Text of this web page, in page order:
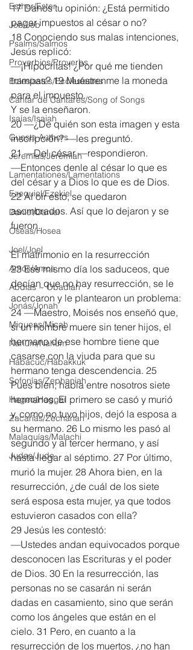
Esther/Ester
Job/Job
Psalms/Salmos
Proverbios/Proverbs
Eclesiastés/Ecclesiastes
Cantar de Cantares/Song of Songs
Isaías/Isaiah
Guests Authors
Jeremias/Jeremiah
Lamentationes/Lamentations
Ezequiel/Ezekiel
Daniel/Daniel
Oseas/Hosea
Joel/Joel
Amós/Amos
Abdías ~ Obadiah
Jonás/Jonah
Miqueas/Micah
Nahúm/Nahum
Habacuc/Habakkuk
Sofonías/Zephaniah
Hageo/Haggai
Zacarías/Zechariah
Malaquías/Malachi
Judas/Jude
17 Danos tu opinión: ¿Está permitido
pagar impuestos al césar o no?
18 Conociendo sus malas intenciones,
Jesús replicó:
—¡Hipócritas! ¿Por qué me tienden
trampas? 19 Muéstrenme la moneda
para el impuesto.
Y se la enseñaron.
20 —¿De quién son esta imagen y esta
inscripción? —les preguntó.
21 —Del césar —respondieron.
—Entonces denle al césar lo que es
del césar y a Dios lo que es de Dios.
22 Al oír esto, se quedaron
asombrados. Así que lo dejaron y se
fueron.
El matrimonio en la resurrección
23 Ese mismo día los saduceos, que
decían que no hay resurrección, se le
acercaron y le plantearon un problema:
24 —Maestro, Moisés nos enseñó que,
si un hombre muere sin tener hijos, el
hermano de ese hombre tiene que
casarse con la viuda para que su
hermano tenga descendencia. 25
Pues bien, había entre nosotros siete
hermanos. El primero se casó y murió
y, como no tuvo hijos, dejó la esposa a
su hermano. 26 Lo mismo les pasó al
segundo y al tercer hermano, y así
hasta llegar al séptimo. 27 Por último,
murió la mujer. 28 Ahora bien, en la
resurrección, ¿de cuál de los siete
será esposa esta mujer, ya que todos
estuvieron casados con ella?
29 Jesús les contestó:
—Ustedes andan equivocados porque
desconocen las Escrituras y el poder
de Dios. 30 En la resurrección, las
personas no se casarán ni serán
dadas en casamiento, sino que serán
como los ángeles que están en el
cielo. 31 Pero, en cuanto a la
resurrección de los muertos, ¿no han